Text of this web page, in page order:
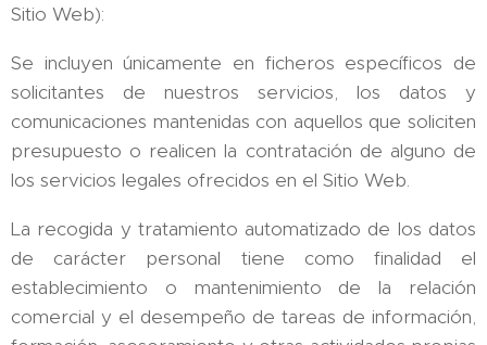
Sitio Web):
Se incluyen únicamente en ficheros específicos de
solicitantes de nuestros servicios, los datos y
comunicaciones mantenidas con aquellos que soliciten
presupuesto o realicen la contratación de alguno de
los servicios legales ofrecidos en el Sitio Web.
La recogida y tratamiento automatizado de los datos
de carácter personal tiene como finalidad el
establecimiento o mantenimiento de la relación
comercial y el desempeño de tareas de información,